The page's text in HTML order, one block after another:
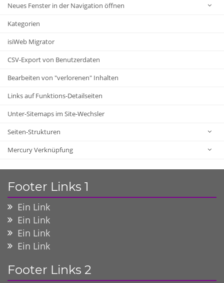
Neues Fenster in der Navigation öffnen
Kategorien
isiWeb Migrator
CSV-Export von Benutzerdaten
Bearbeiten von "verlorenen" Inhalten
Links auf Funktions-Detailseiten
Unter-Sitemaps im Site-Wechsler
Seiten-Strukturen
Mercury Verknüpfung
Footer Links 1
Ein Link
Ein Link
Ein Link
Ein Link
Footer Links 2